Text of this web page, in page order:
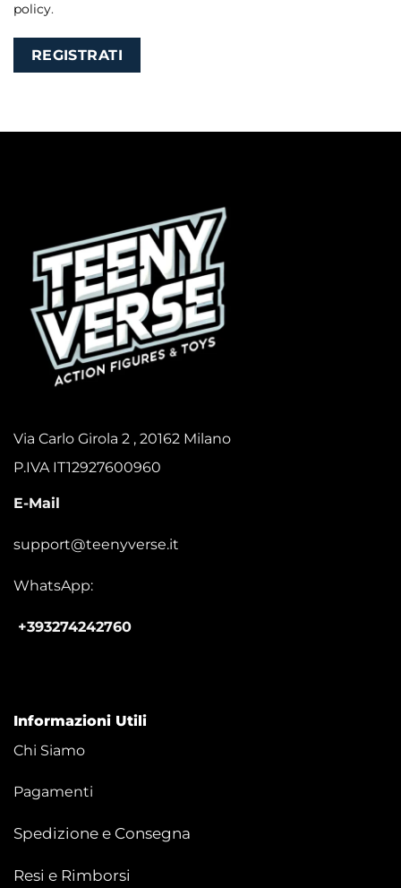
policy.
REGISTRATI
Via Carlo Girola 2 , 20162 Milano
P.IVA IT12927600960
E-Mail
support@teenyverse.it
WhatsApp:
+393274242760
Informazioni Utili
Chi Siamo
Pagamenti
Spedizione e Consegna
Resi e Rimborsi